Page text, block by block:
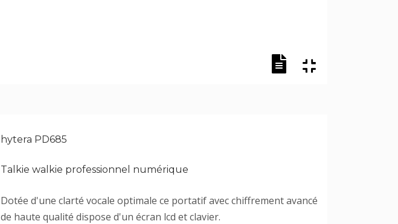
hytera PD685
Talkie walkie professionnel numérique
Dotée d'une clarté vocale optimale ce portatif avec chiffrement avancé
de haute qualité dispose d'un écran lcd et clavier.